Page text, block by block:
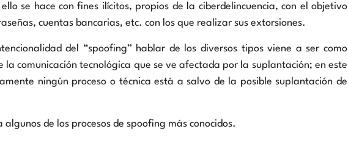
se hace con fines ilícitos, propios de la ciberdelincuencia, con el objetivo
cuentas bancarias, etc. con los que realizar sus extorsiones.
del “spoofing” hablar de los diversos tipos viene a ser como
la comunicación tecnológica que se ve afectada por la suplantación; en este
ningún proceso o técnica está a salvo de la posible suplantación de
de los procesos de spoofing más conocidos.